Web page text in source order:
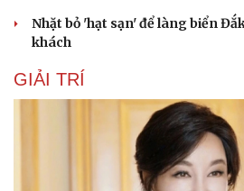
Nhặt bỏ 'hạt sạn' để làng biển
khách
GIẢI TRÍ